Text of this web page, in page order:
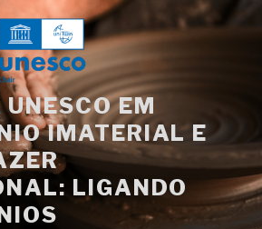
EM
IMATERIAL E
LIGANDO